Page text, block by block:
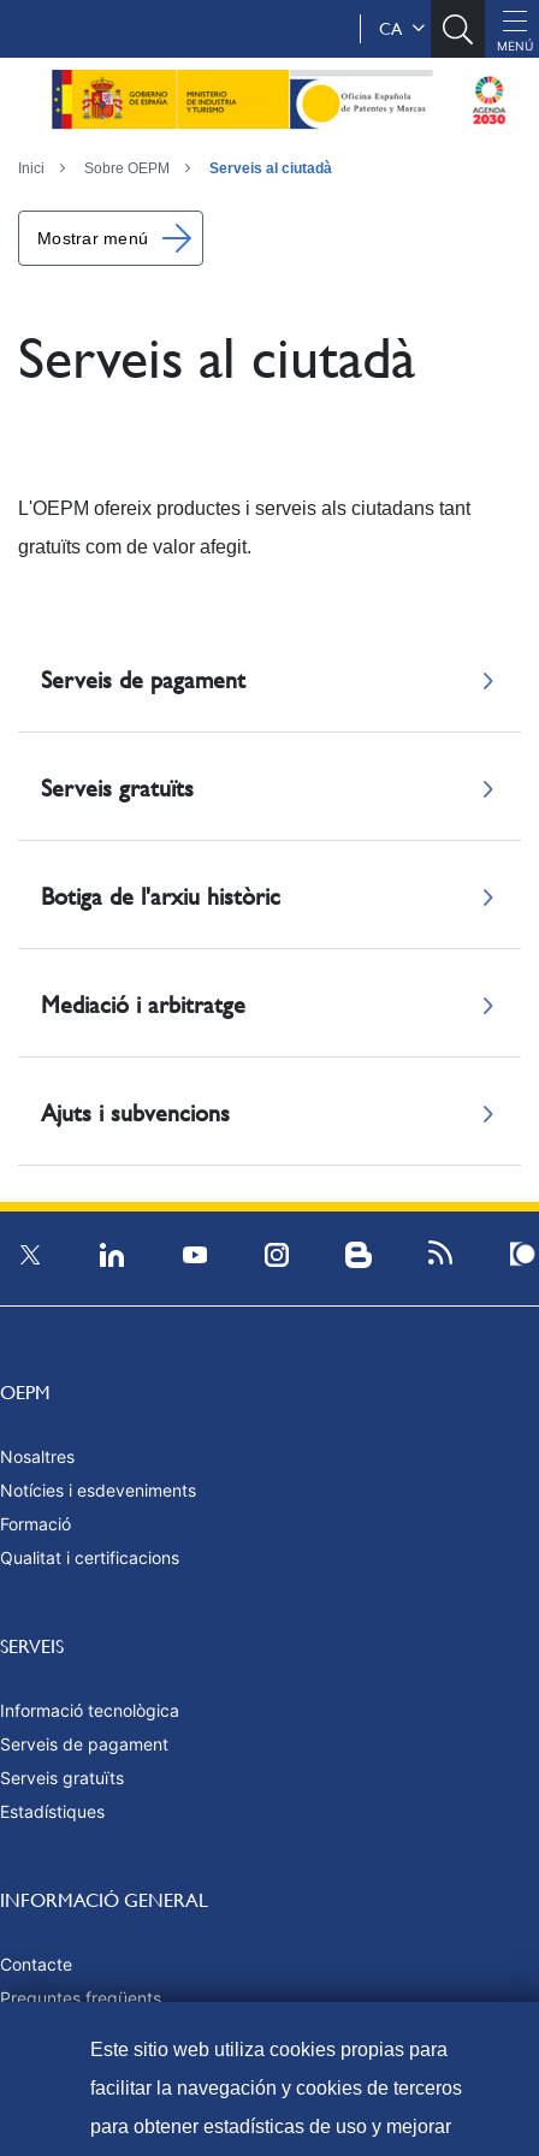
CA
Inici Sobre OEPM Serveis al ciutadà
Mostrar menú
Serveis al ciutadà
L'OEPM ofereix productes i serveis als ciutadans tant
gratuïts com de valor afegit.
Serveis de pagament
Serveis gratuïts
Botiga de l'arxiu històric
Mediació i arbitratge
Ajuts i subvencions
OEPM
Nosaltres
Notícies i esdeveniments
Formació
Qualitat i certificacions
SERVEIS
Informació tecnològica
Serveis de pagament
Serveis gratuïts
Estadístiques
INFORMACIÓ GENERAL
Contacte
Preguntes freqüents
Este sitio web utiliza cookies propias para
facilitar la navegación y cookies de terceros
para obtener estadísticas de uso y mejorar